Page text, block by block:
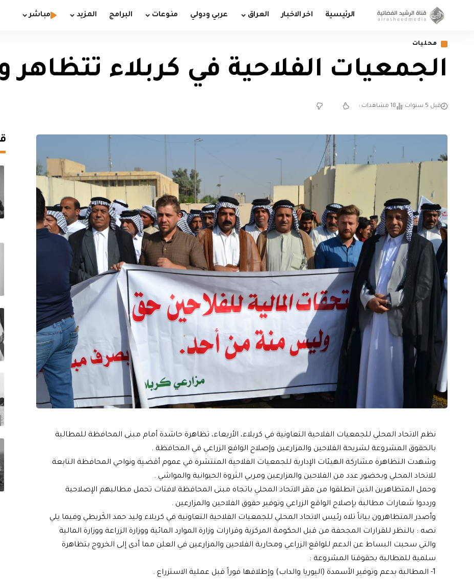
الرئيسية اخر الاخبار العراق عربي ودولي منوعات البرامج المزيد مباشر
محليات
الجمعيات الفلاحية في كربلاء تتظاهر وتقدم
قبل 5 سنوات 18 مشاهدات
نظم الاتحاد المحلي للجمعيات الفلاحية التعاونية في كربلاء، الأربعاء، تظاهرة حاشدة أمام مبنى المحافظة للمطالبة
بالحقوق المشروعة لشريحة الفلاحين والمزارعين وإصلاح الواقع الزراعي في المحافظة .
وشهدت التظاهرة مشاركة الهيئات الإدارية للجمعيات الفلاحية المنتشرة في عموم أقضية ونواحي المحافظة التابعة
للاتحاد المحلي وبحضور عدد من الفلاحين والمزارعين ومربي الثروة الحيوانية والمواشي .
وحمل المتظاهرين الذين انطلقوا من مقر الاتحاد المحلي باتجاه مبنى المحافظة لافتات تحمل مطالبهم الإصلاحية
ورددوا شعارات مطالبة بإصلاح الواقع الزراعي وتوفير حقوق الفلاحين والمزارعين .
وأصدر المتظاهرون بياناً تلاه رئيس الاتحاد المحلي للجمعيات الفلاحية التعاونية في كربلاء وليد حمد الكَريطي وفيما يلي
نصه : بالنظر للقرارات المجحفة من قبل الحكومة المركزية وقرارات وزارة الموارد المائية ووزارة الزراعة ووزارة المالية
والتي سحبت البساط عن الدعم للواقع الزراعي ومحاربة الفلاحين والمزارعين في العلن مما أدى إلى الخروج بتظاهرة
سلمية للمطالبة بحقوقنا المشروعة :
1- المطالبة بدعم وتوفير الأسمدة (اليوريا والداب) وإطلاقها فوراً قبل عملية الاستزراع .